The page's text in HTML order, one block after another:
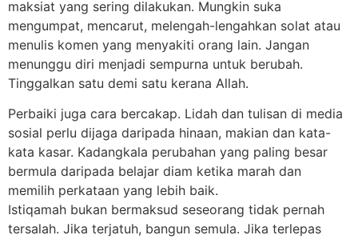
maksiat yang sering dilakukan. Mungkin suka
mengumpat, mencarut, melengah-lengahkan solat atau
menulis komen yang menyakiti orang lain. Jangan
menunggu diri menjadi sempurna untuk berubah.
Tinggalkan satu demi satu kerana Allah.
Perbaiki juga cara bercakap. Lidah dan tulisan di media
sosial perlu dijaga daripada hinaan, makian dan kata-
kata kasar. Kadangkala perubahan yang paling besar
bermula daripada belajar diam ketika marah dan
memilih perkataan yang lebih baik.
Istiqamah bukan bermaksud seseorang tidak pernah
tersalah. Jika terjatuh, bangun semula. Jika terlepas